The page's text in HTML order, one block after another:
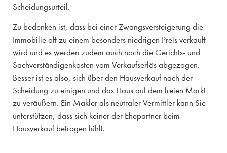
Scheidungsurteil.
Zu bedenken ist, dass bei einer Zwangsversteigerung die
Immobilie oft zu einem besonders niedrigen Preis verkauft
wird und es werden zudem auch noch die Gerichts- und
Sachverständigenkosten vom Verkaufserlös abgezogen.
Besser ist es also, sich über den Hausverkauf nach der
Scheidung zu einigen und das Haus auf dem freien Markt
zu veräußern. Ein Makler als neutraler Vermittler kann Sie
unterstützen, dass sich keiner der Ehepartner beim
Hausverkauf betrogen fühlt.